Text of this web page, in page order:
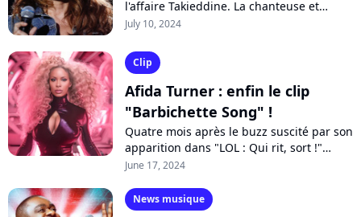
l'affaire Takieddine. La chanteuse et
épouse de l'ex-président Nicolas Sarkozy
July 10, 2024
Clip
Afida Turner : enfin le clip
"Barbichette Song" !
Quatre mois après le buzz suscité par son
apparition dans "LOL : Qui rit, sort !"
saison 4, Afida Turner divulgue enfin le
June 17, 2024
News musique